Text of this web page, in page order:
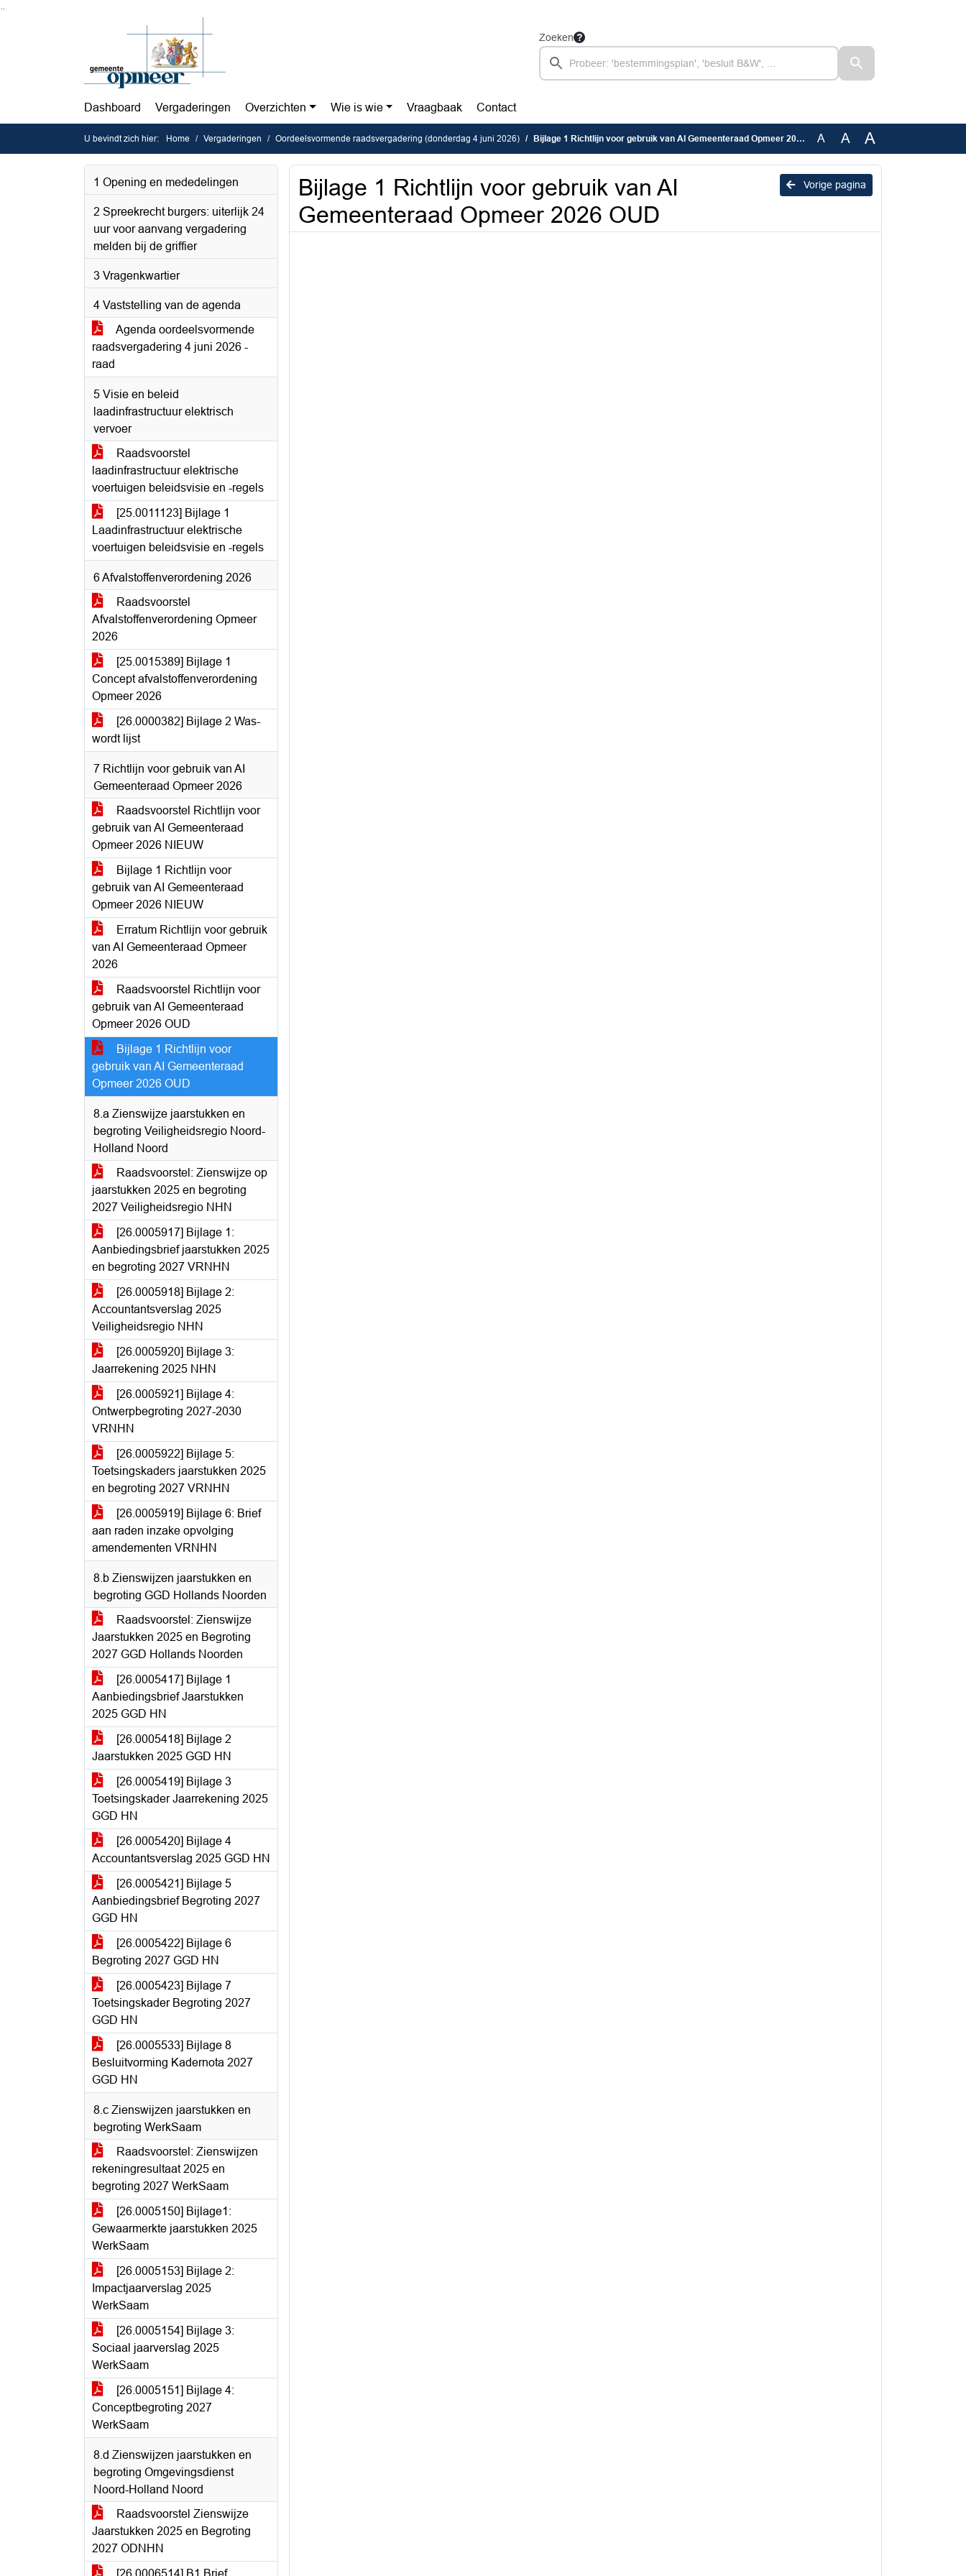
Zoeken
Dashboard Vergaderingen Overzichten Wie is wie Vraagbaak Contact
U bevindt zich hier: Home Vergaderingen Oordeelsvormende raadsvergadering (donderdag 4 juni 2026) Bijlage 1 Richtlijn voor gebruik van AI Gemeenteraad Opmeer 2026 OUD A A A
1 Opening en mededelingen
2 Spreekrecht burgers: uiterlijk 24
uur voor aanvang vergadering
melden bij de griffier
3 Vragenkwartier
4 Vaststelling van de agenda
Agenda oordeelsvormende
raadsvergadering 4 juni 2026 -
raad
5 Visie en beleid
laadinfrastructuur elektrisch
vervoer
Raadsvoorstel
laadinfrastructuur elektrische
voertuigen beleidsvisie en -regels
[25.0011123] Bijlage 1
Laadinfrastructuur elektrische
voertuigen beleidsvisie en -regels
6 Afvalstoffenverordening 2026
Raadsvoorstel
Afvalstoffenverordening Opmeer
2026
[25.0015389] Bijlage 1
Concept afvalstoffenverordening
Opmeer 2026
[26.0000382] Bijlage 2 Was-
wordt lijst
7 Richtlijn voor gebruik van AI
Gemeenteraad Opmeer 2026
Raadsvoorstel Richtlijn voor
gebruik van AI Gemeenteraad
Opmeer 2026 NIEUW
Bijlage 1 Richtlijn voor
gebruik van AI Gemeenteraad
Opmeer 2026 NIEUW
Erratum Richtlijn voor gebruik
van AI Gemeenteraad Opmeer
2026
Raadsvoorstel Richtlijn voor
gebruik van AI Gemeenteraad
Opmeer 2026 OUD
Bijlage 1 Richtlijn voor
gebruik van AI Gemeenteraad
Opmeer 2026 OUD
8.a Zienswijze jaarstukken en
begroting Veiligheidsregio Noord-
Holland Noord
Raadsvoorstel: Zienswijze op
jaarstukken 2025 en begroting
2027 Veiligheidsregio NHN
[26.0005917] Bijlage 1:
Aanbiedingsbrief jaarstukken 2025
en begroting 2027 VRNHN
[26.0005918] Bijlage 2:
Accountantsverslag 2025
Veiligheidsregio NHN
[26.0005920] Bijlage 3:
Jaarrekening 2025 NHN
[26.0005921] Bijlage 4:
Ontwerpbegroting 2027-2030
VRNHN
[26.0005922] Bijlage 5:
Toetsingskaders jaarstukken 2025
en begroting 2027 VRNHN
[26.0005919] Bijlage 6: Brief
aan raden inzake opvolging
amendementen VRNHN
8.b Zienswijzen jaarstukken en
begroting GGD Hollands Noorden
Raadsvoorstel: Zienswijze
Jaarstukken 2025 en Begroting
2027 GGD Hollands Noorden
[26.0005417] Bijlage 1
Aanbiedingsbrief Jaarstukken
2025 GGD HN
[26.0005418] Bijlage 2
Jaarstukken 2025 GGD HN
[26.0005419] Bijlage 3
Toetsingskader Jaarrekening 2025
GGD HN
[26.0005420] Bijlage 4
Accountantsverslag 2025 GGD HN
[26.0005421] Bijlage 5
Aanbiedingsbrief Begroting 2027
GGD HN
[26.0005422] Bijlage 6
Begroting 2027 GGD HN
[26.0005423] Bijlage 7
Toetsingskader Begroting 2027
GGD HN
[26.0005533] Bijlage 8
Besluitvorming Kadernota 2027
GGD HN
8.c Zienswijzen jaarstukken en
begroting WerkSaam
Raadsvoorstel: Zienswijzen
rekeningresultaat 2025 en
begroting 2027 WerkSaam
[26.0005150] Bijlage1:
Gewaarmerkte jaarstukken 2025
WerkSaam
[26.0005153] Bijlage 2:
Impactjaarverslag 2025
WerkSaam
[26.0005154] Bijlage 3:
Sociaal jaarverslag 2025
WerkSaam
[26.0005151] Bijlage 4:
Conceptbegroting 2027
WerkSaam
8.d Zienswijzen jaarstukken en
begroting Omgevingsdienst
Noord-Holland Noord
Raadsvoorstel Zienswijze
Jaarstukken 2025 en Begroting
2027 ODNHN
[26.0006514] B1 Brief
Vorige pagina
Bijlage 1 Richtlijn voor gebruik van AI
Gemeenteraad Opmeer 2026 OUD